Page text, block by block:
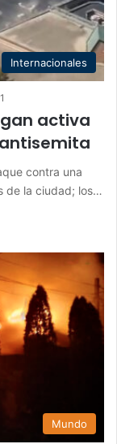
Internacionales
activa
contra una
de la ciudad; los…
Mundo